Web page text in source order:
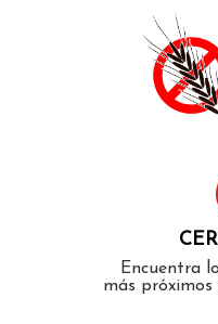
Encuentra
más
authorized to show the
ID 546ddaab-b478-4440-
the domain group in the